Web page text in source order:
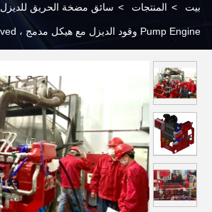
بيت > المنتجات > سائق مضخة الحريق للديزل
Pump Engine وقود الديزل مع هيكل مدمج ، UL / FM Aprroved